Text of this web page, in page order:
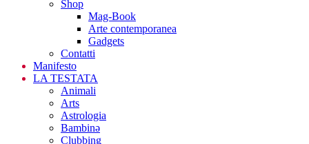
Shop
Mag-Book
Arte contemporanea
Gadgets
Contatti
Manifesto
LA TESTATA
Animali
Arts
Astrologia
Bambinə
Clubbing